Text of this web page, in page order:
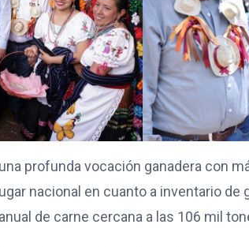
profunda vocación ganadera con
nacional en cuanto a inventario
de carne cercana a las 106 mil